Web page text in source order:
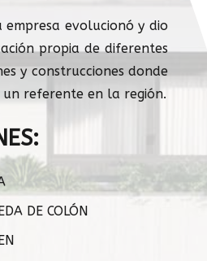
evolucionó y dio
propia de diferentes
y construcciones donde
un referente en la región.
DE COLÓN